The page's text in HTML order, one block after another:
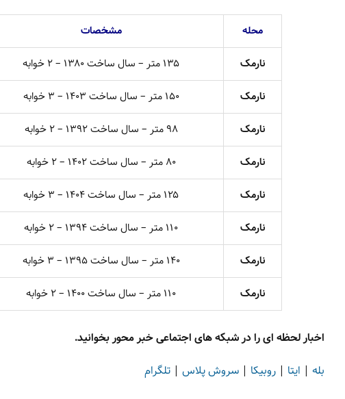
محله مشخصات
نارمک
۱۳۵ متر – سال ساخت ۱۳۸۰ – ۲ خوابه
نارمک
۱۵۰ متر – سال ساخت ۱۴۰۳ – ۳ خوابه
نارمک
۹۸ متر – سال ساخت ۱۳۹۲ – ۲ خوابه
نارمک
۸۰ متر – سال ساخت ۱۴۰۲ – ۲ خوابه
نارمک
۱۲۵ متر – سال ساخت ۱۴۰۴ – ۳ خوابه
نارمک
۱۱۰ متر – سال ساخت ۱۳۹۴ – ۲ خوابه
نارمک
۱۴۰ متر – سال ساخت ۱۳۹۵ – ۳ خوابه
نارمک
۱۱۰ متر – سال ساخت ۱۴۰۰ – ۲ خوابه
اخبار لحظه ای را در شبکه های اجتماعی خبر محور بخوانید.
بله | ایتا | روبیکا | سروش پلاس | تلگرام